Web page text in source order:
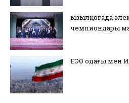
Қызылқоғада
чемпиондары
ЕЭО одағы мен